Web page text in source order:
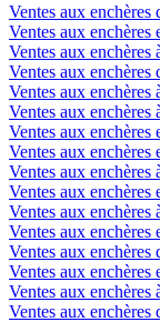
Ventes aux
Ventes aux
Ventes aux
Ventes aux
Ventes aux
Ventes aux enchères
Ventes aux
Ventes aux
Ventes aux
Ventes aux
Ventes aux enchères
Ventes aux
Ventes aux
Ventes aux
Ventes aux enchères
Ventes aux enchères